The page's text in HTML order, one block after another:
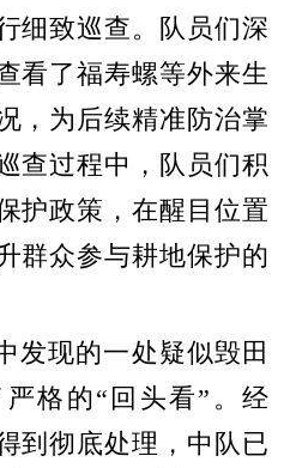
细致巡查。队员们深
看了福寿螺等外来生
，为后续精准防治掌
查过程中，队员们积
护政策，在醒目位置
群众参与耕地保护的
发现的一处疑似毁田
格的“回头看”。经
到彻底处理，中队已